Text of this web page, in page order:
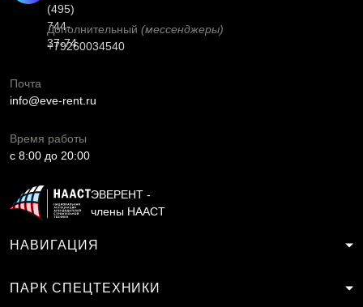
(495)
744-
37-74
Дополнительный (мессенджеры)
+79260034540
Почта
info@eve-rent.ru
Время работы
c 8:00 до 20:00
ЭВЕРЕНТ -
члены НААСТ
НАВИГАЦИЯ
ПАРК СПЕЦТЕХНИКИ